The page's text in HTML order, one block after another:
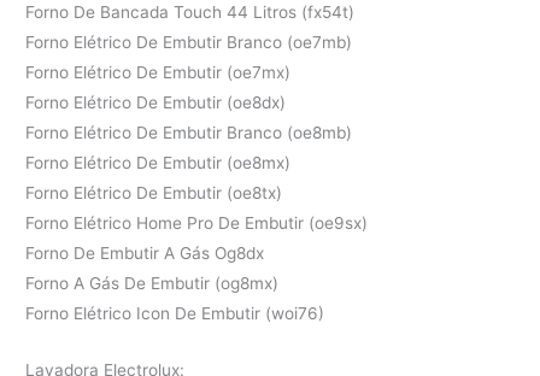
Forno De Bancada Touch 44 Litros (fx54t)
Forno Elétrico De Embutir Branco (oe7mb)
Forno Elétrico De Embutir (oe7mx)
Forno Elétrico De Embutir (oe8dx)
Forno Elétrico De Embutir Branco (oe8mb)
Forno Elétrico De Embutir (oe8mx)
Forno Elétrico De Embutir (oe8tx)
Forno Elétrico Home Pro De Embutir (oe9sx)
Forno De Embutir A Gás Og8dx
Forno A Gás De Embutir (og8mx)
Forno Elétrico Icon De Embutir (woi76)
Lavadora Electrolux: